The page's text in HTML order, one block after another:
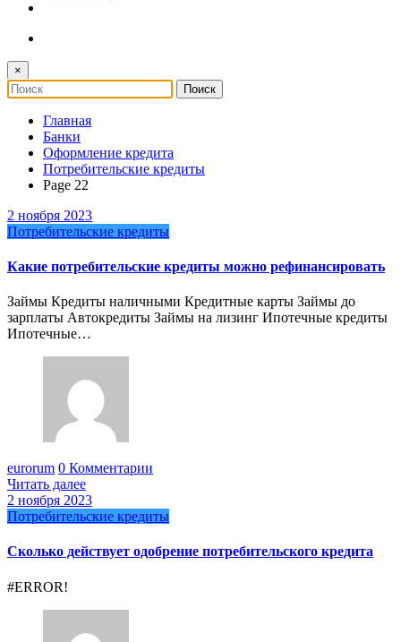
×
Главная
Банки
Оформление кредита
Потребительские кредиты
Page 22
2 ноября 2023
Потребительские кредиты
Какие потребительские кредиты можно рефинансировать
Займы Кредиты наличными Кредитные карты Займы до
зарплаты Автокредиты Займы на лизинг Ипотечные кредиты
Ипотечные…
eurorum 0 Комментарии
Читать далее
2 ноября 2023
Потребительские кредиты
Сколько действует одобрение потребительского кредита
#ERROR!